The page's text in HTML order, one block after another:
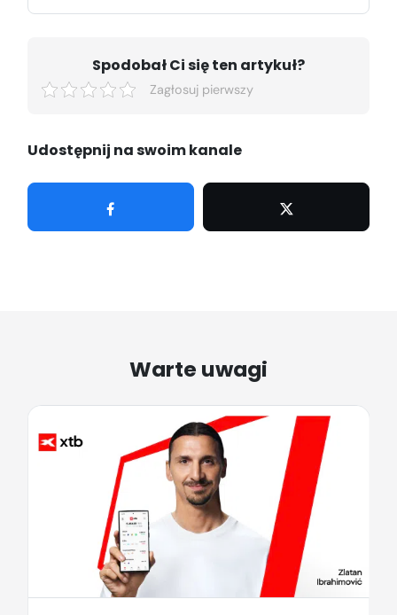
Spodobał Ci się ten artykuł?
Zagłosuj pierwszy
Udostępnij na swoim kanale
Warte uwagi